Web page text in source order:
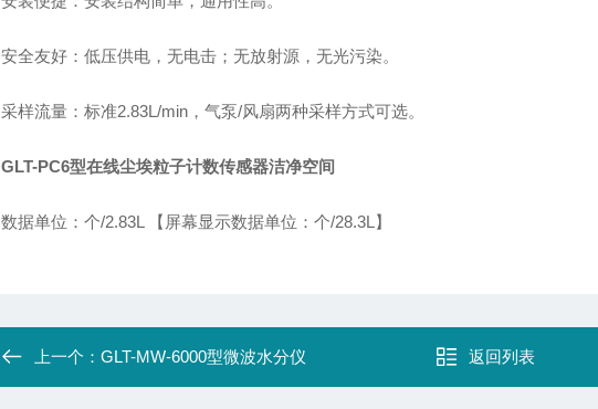
安全友好：低压供电，无电击；无放射源，无光污染。
采样流量：标准2.83L/min，气泵/风扇两种采样方式可选。
GLT-PC6型在线尘埃粒子计数传感器洁净空间
数据单位：个/2.83L 【屏幕显示数据单位：个/28.3L】
上一个：GLT-MW-6000型微波水分仪 返回列表